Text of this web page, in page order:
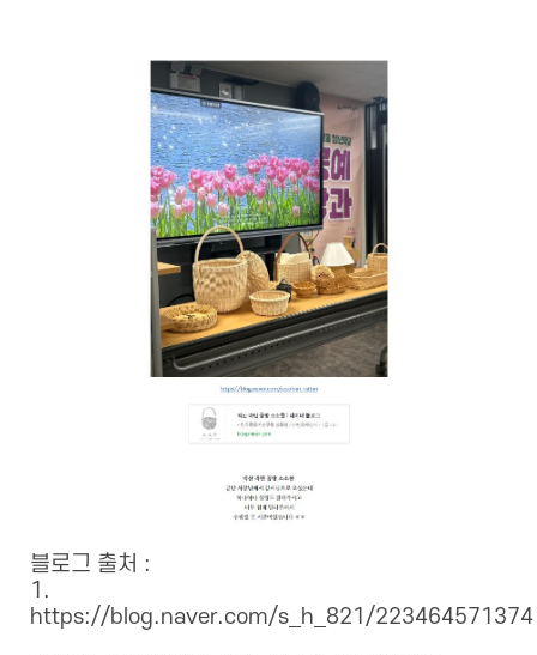
블로그 출처 :
1.
https://blog.naver.com/s_h_821/223464571374